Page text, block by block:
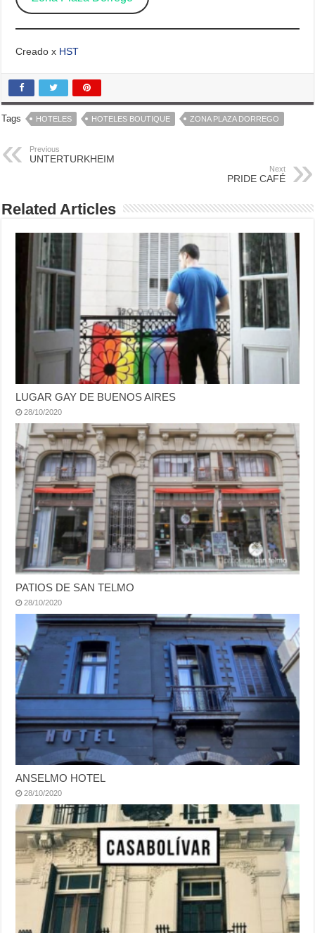
Creado x HST
Tags HOTELES HOTELES BOUTIQUE ZONA PLAZA DORREGO
Previous
UNTERTURKHEIM
Next
PRIDE CAFÉ
Related Articles
LUGAR GAY DE BUENOS AIRES
28/10/2020
PATIOS DE SAN TELMO
28/10/2020
ANSELMO HOTEL
28/10/2020